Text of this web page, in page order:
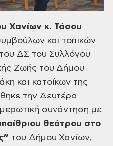
Χανίων κ. Τάσου
και τοπικών
ΔΣ του Συλλόγου
Ζωής του Δήμου
και κατοίκων της
την Δευτέρα
συνάντηση με
θεάτρου στο
του Δήμου Χανίων,